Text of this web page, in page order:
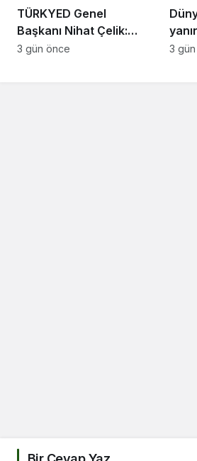
TÜRKYED Genel
Başkanı Nihat Çelik:
“Gençliğine Sahip
3 gün önce 3